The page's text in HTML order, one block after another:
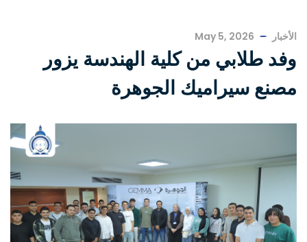
الأخبار May 5, 2026
وفد طلابي من كلية الهندسة يزور
مصنع سيراميك الجوهرة